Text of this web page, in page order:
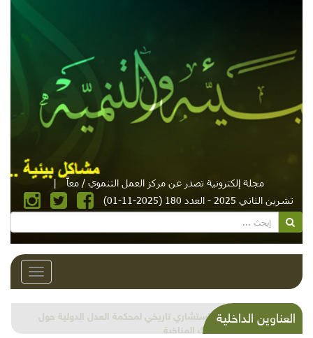
مجلة إلكترونية تصدر عن مركز العمل التنموي / معاً
|
تشرين الثاني 2025 - العدد 180 (2025-11-01)
Toggle
العناوين الداخليةشذرات بيئية وتنموية...بنية تحتية وحلويات قبيحة
وحاكورة ونوبل وزيتون و"سيباط"